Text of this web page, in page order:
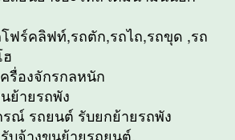
ฟร์คลิฟท์,รถตัก,รถไถ,รถขุด ,รถ
รื่องจักรกลหนัก
ย้ายรถพัง
ณ์ รถยนต์ รับยกย้ายรถพัง
บจ้างขนย้ายรถยนต์,